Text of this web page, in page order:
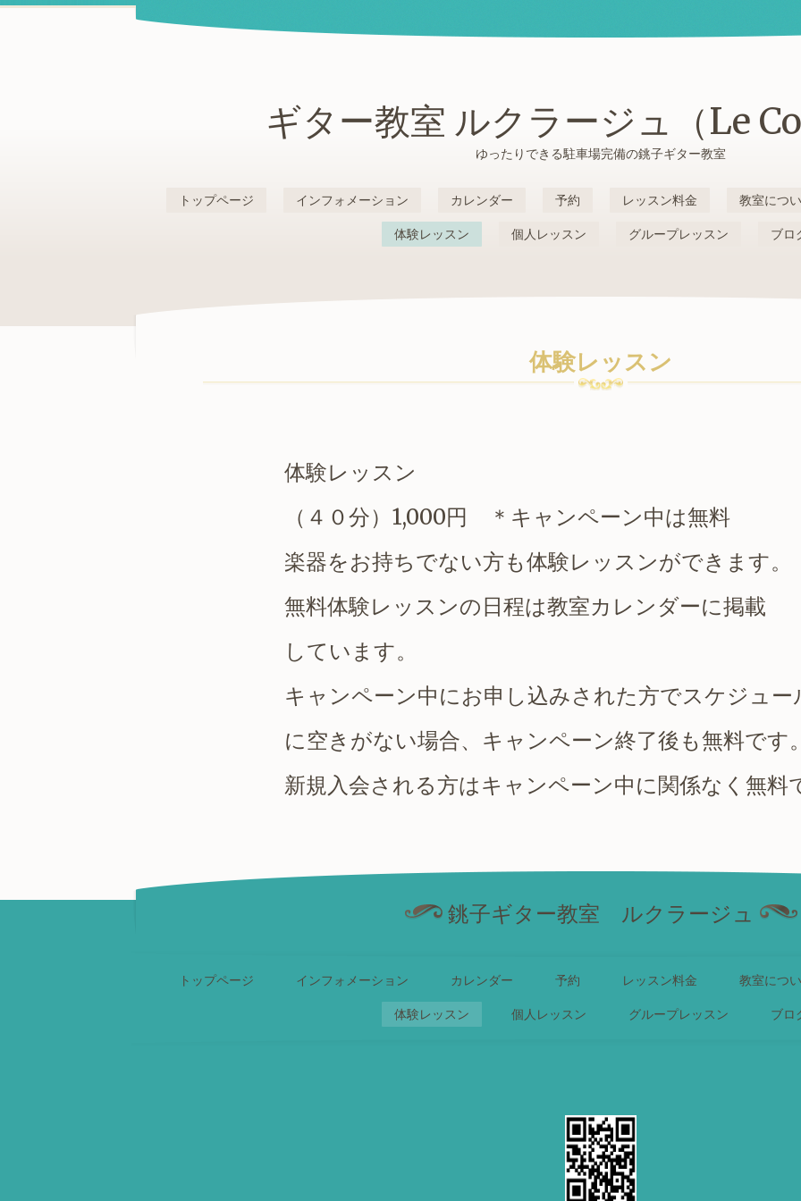
ギター教室 ルクラージュ（Le
ゆったりできる駐車場完備の銚子ギター教室
トップページ インフォメーション カレンダー 予約 レッスン料金 教室につ
体験レッスン 個人レッスン グループレッスン ブロ
体験レッスン
体験レッスン
（４０分）1,000円 ＊キャンペーン中は無料
楽器をお持ちでない方も体験レッスンができます。
無料体験レッスンの日程は教室カレンダーに掲載
しています。
キャンペーン中にお申し込みされた方でスケジュー
に空きがない場合、キャンペーン終了後も無料です。
新規入会される方はキャンペーン中に関係なく無料
銚子ギター教室 ルクラージュ
トップページ インフォメーション カレンダー 予約 レッスン料金 教室につ
体験レッスン 個人レッスン グループレッスン ブロ